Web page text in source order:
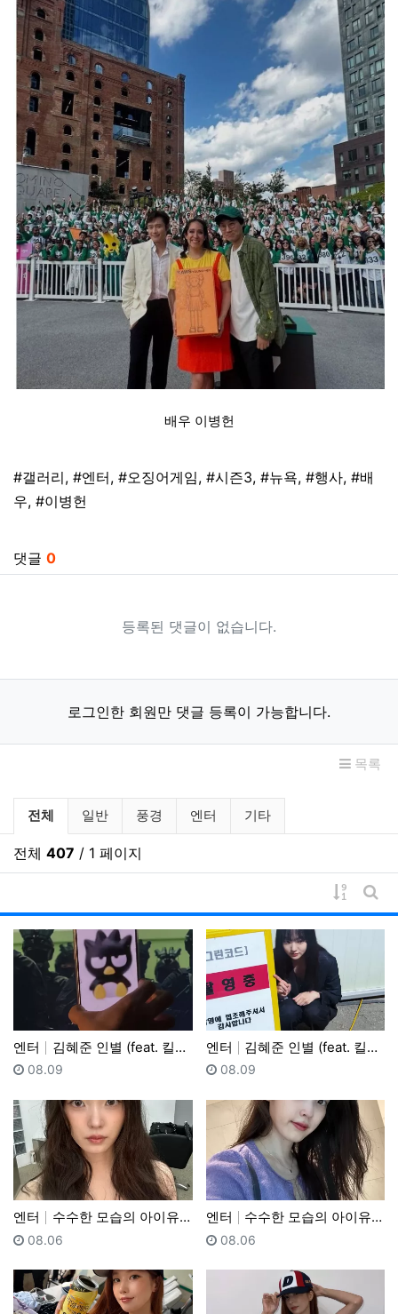
배우 이병헌
태그
#갤러리, #엔터, #오징어게임, #시즌3, #뉴욕, #행사, #배
우, #이병헌
댓글 0
등록된 댓글이 없습니다.
로그인한 회원만 댓글 등록이 가능합니다.
목록
갤러리 분류 목록
전체 일반 풍경 엔터 기타
전체 407 / 1 페이지
게시물
게
엔터 김혜준 인별 (feat. 킬러들의쇼핑몰) - 2
등록일
08.09
엔터 김혜준 인별 (feat. 킬러들의쇼핑몰) - 1
등록일
08.09
엔터 수수한 모습의 아이유 - 2
등록일
08.06
엔터 수수한 모습의 아이유 - 1
등록일
08.06